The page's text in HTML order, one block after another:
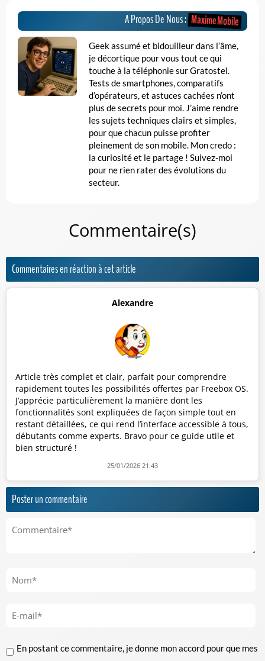
A Propos De Nous :Maxime Mobile
Geek assumé et bidouilleur dans l’âme,
je décortique pour vous tout ce qui
touche à la téléphonie sur Gratostel.
Tests de smartphones, comparatifs
d’opérateurs, et astuces cachées n’ont
plus de secrets pour moi. J’aime rendre
les sujets techniques clairs et simples,
pour que chacun puisse profiter
pleinement de son mobile. Mon credo :
la curiosité et le partage ! Suivez-moi
pour ne rien rater des évolutions du
secteur.
Commentaire(s)
Commentaires en réaction à cet article
Alexandre
Article très complet et clair, parfait pour comprendre
rapidement toutes les possibilités offertes par Freebox OS.
J’apprécie particulièrement la manière dont les
fonctionnalités sont expliquées de façon simple tout en
restant détaillées, ce qui rend l’interface accessible à tous,
débutants comme experts. Bravo pour ce guide utile et
bien structuré !
25/01/2026 21:43
Poster un commentaire
En postant ce commentaire, je donne mon accord pour que mes